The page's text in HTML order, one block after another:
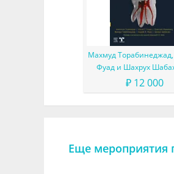
Махмуд
Фуад и Шахрух
Эндодонтия.₽ 12 000
Еще мероприятия